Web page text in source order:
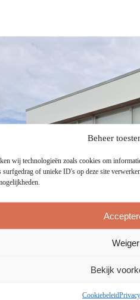
Beheer
wij technologieën zoals cookies om
of unieke ID's op deze site
Weiger
Bekijk
Cookiebeleid